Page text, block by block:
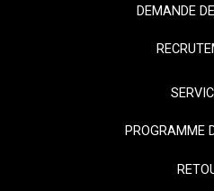
DEMANDE
PROGRAMME